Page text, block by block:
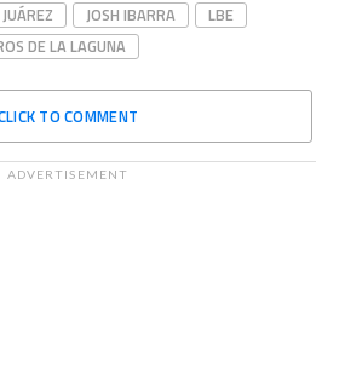
JOSH IBARRA
LBE
DE LA LAGUNA
TO COMMENT
ADVERTISEMENT